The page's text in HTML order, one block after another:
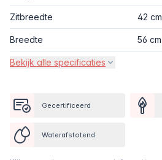
Zitbreedte 42 cm
Breedte 56 cm
Bekijk alle specificaties
Gecertificeerd
Waterafstotend